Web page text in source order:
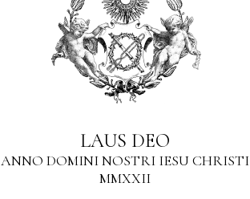
LAUS DEO
ANNO DOMINI NOSTRI IESU CHRISTI
MMXXII